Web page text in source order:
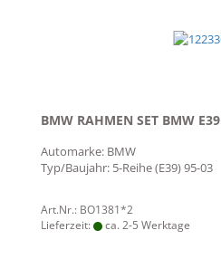
BMW RAHMEN SET BMW E39
Automarke: BMW
Typ/Baujahr: 5-Reihe (E39) 95-03
Art.Nr.: BO1381*2
Lieferzeit:
ca. 2-5 Werktage